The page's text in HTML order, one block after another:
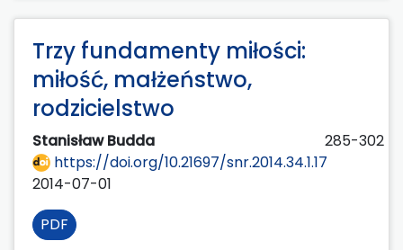
Trzy fundamenty miłości:
miłość, małżeństwo,
rodzicielstwo
Stanisław Budda
285-302
https://doi.org/10.21697/snr.2014.34.1.17
2014-07-01
PDF